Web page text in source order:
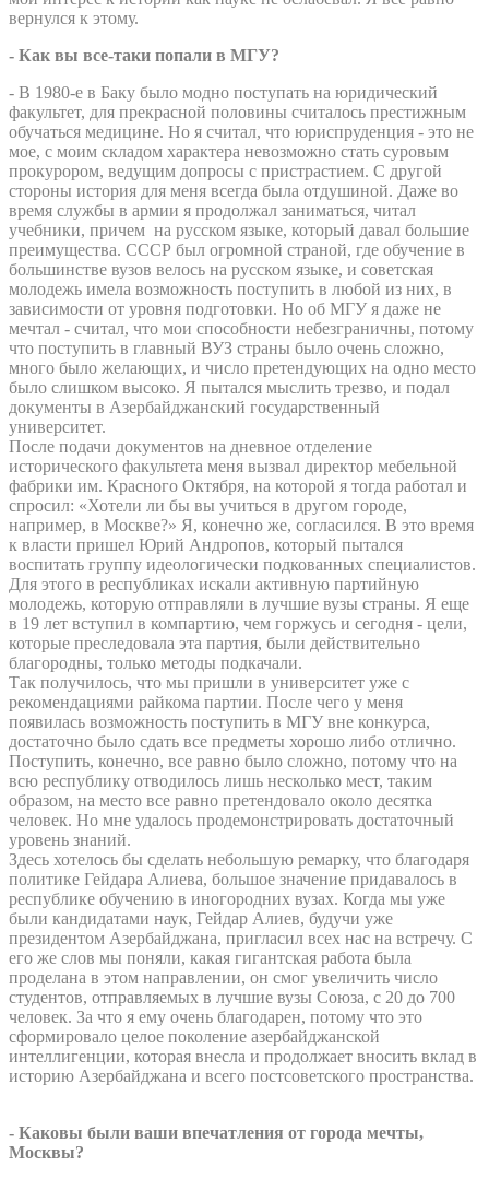
вернулся к этому.
- Как вы все-таки попали в МГУ?
- В 1980-е в Баку было модно поступать на юридический
факультет, для прекрасной половины считалось престижным
обучаться медицине. Но я считал, что юриспруденция - это не
мое, с моим складом характера невозможно стать суровым
прокурором, ведущим допросы с пристрастием. С другой
стороны история для меня всегда была отдушиной. Даже во
время службы в армии я продолжал заниматься, читал
учебники, причем на русском языке, который давал большие
преимущества. СССР был огромной страной, где обучение в
большинстве вузов велось на русском языке, и советская
молодежь имела возможность поступить в любой из них, в
зависимости от уровня подготовки. Но об МГУ я даже не
мечтал - считал, что мои способности небезграничны, потому
что поступить в главный ВУЗ страны было очень сложно,
много было желающих, и число претендующих на одно место
было слишком высоко. Я пытался мыслить трезво, и подал
документы в Азербайджанский государственный
университет.
После подачи документов на дневное отделение
исторического факультета меня вызвал директор мебельной
фабрики им. Красного Октября, на которой я тогда работал и
спросил: «Хотели ли бы вы учиться в другом городе,
например, в Москве?» Я, конечно же, согласился. В это время
к власти пришел Юрий Андропов, который пытался
воспитать группу идеологически подкованных специалистов.
Для этого в республиках искали активную партийную
молодежь, которую отправляли в лучшие вузы страны. Я еще
в 19 лет вступил в компартию, чем горжусь и сегодня - цели,
которые преследовала эта партия, были действительно
благородны, только методы подкачали.
Так получилось, что мы пришли в университет уже с
рекомендациями райкома партии. После чего у меня
появилась возможность поступить в МГУ вне конкурса,
достаточно было сдать все предметы хорошо либо отлично.
Поступить, конечно, все равно было сложно, потому что на
всю республику отводилось лишь несколько мест, таким
образом, на место все равно претендовало около десятка
человек. Но мне удалось продемонстрировать достаточный
уровень знаний.
Здесь хотелось бы сделать небольшую ремарку, что благодаря
политике Гейдара Алиева, большое значение придавалось в
республике обучению в иногородних вузах. Когда мы уже
были кандидатами наук, Гейдар Алиев, будучи уже
президентом Азербайджана, пригласил всех нас на встречу. С
его же слов мы поняли, какая гигантская работа была
проделана в этом направлении, он смог увеличить число
студентов, отправляемых в лучшие вузы Союза, с 20 до 700
человек. За что я ему очень благодарен, потому что это
сформировало целое поколение азербайджанской
интеллигенции, которая внесла и продолжает вносить вклад в
историю Азербайджана и всего постсоветского пространства.
- Каковы были ваши впечатления от города мечты,
Москвы?